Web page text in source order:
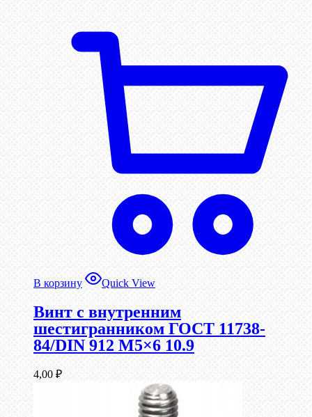
В корзину Quick View
Винт c внутренним
шестигранником ГОСТ 11738-
84/DIN 912 М5×6 10.9
4,00 ₽